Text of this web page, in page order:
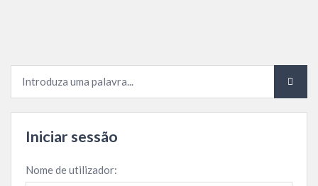
Iniciar sessão
Nome de utilizador: